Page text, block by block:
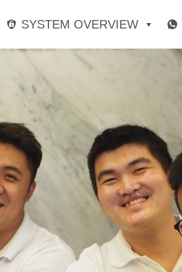
SYSTEM OVERVIEW